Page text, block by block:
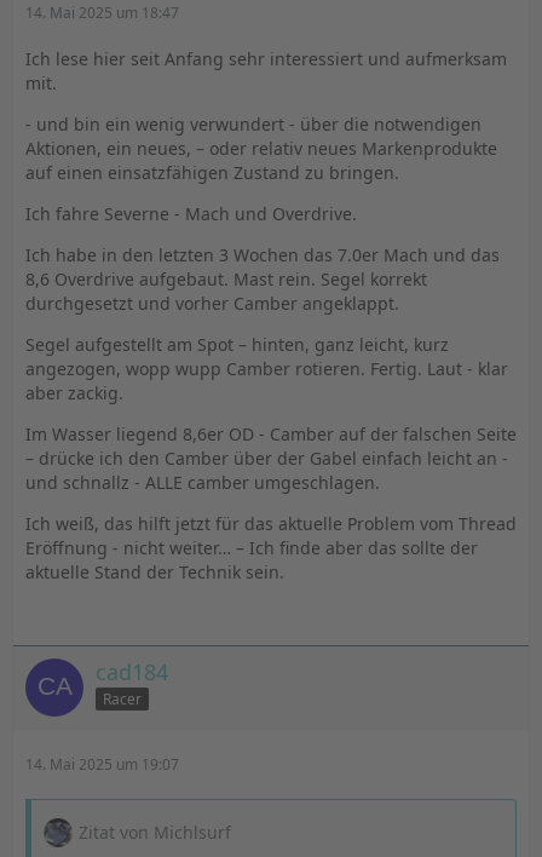
14. Mai 2025 um 18:47
Ich lese hier seit Anfang sehr interessiert und aufmerksam
mit.
- und bin ein wenig verwundert - über die notwendigen
Aktionen, ein neues, – oder relativ neues Markenprodukte
auf einen einsatzfähigen Zustand zu bringen.
Ich fahre Severne - Mach und Overdrive.
Ich habe in den letzten 3 Wochen das 7.0er Mach und das
8,6 Overdrive aufgebaut. Mast rein. Segel korrekt
durchgesetzt und vorher Camber angeklappt.
Segel aufgestellt am Spot – hinten, ganz leicht, kurz
angezogen, wopp wupp Camber rotieren. Fertig. Laut - klar
aber zackig.
Im Wasser liegend 8,6er OD - Camber auf der falschen Seite
– drücke ich den Camber über der Gabel einfach leicht an -
und schnallz - ALLE camber umgeschlagen.
Ich weiß, das hilft jetzt für das aktuelle Problem vom Thread
Eröffnung - nicht weiter… – Ich finde aber das sollte der
aktuelle Stand der Technik sein.
cad184
Racer
14. Mai 2025 um 19:07
Zitat von Michlsurf